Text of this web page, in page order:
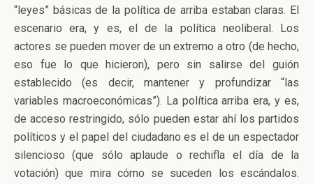
“leyes” básicas de la política de arriba estaban claras. El
escenario era, y es, el de la política neoliberal. Los
actores se pueden mover de un extremo a otro (de hecho,
eso fue lo que hicieron), pero sin salirse del guión
establecido (es decir, mantener y profundizar “las
variables macroeconómicas”). La política arriba era, y es,
de acceso restringido, sólo pueden estar ahí los partidos
políticos y el papel del ciudadano es el de un espectador
silencioso (que sólo aplaude o rechifla el día de la
votación) que mira cómo se suceden los escándalos.